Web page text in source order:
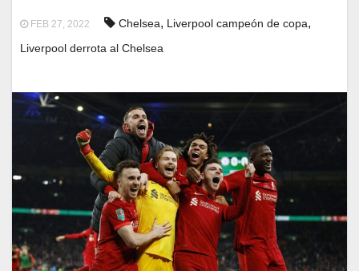
FEB 27, 2022 Chelsea, Liverpool campeón de copa,
Liverpool derrota al Chelsea